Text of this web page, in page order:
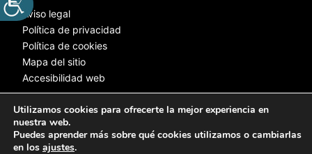
Aviso legal
Política de privacidad
Política de cookies
Mapa del sitio
Accesibilidad web
© 2025 Web desarrollada por el Servicio de Informática de Diputación
Utilizamos cookies para ofrecerte la mejor experiencia en
nuestra web.
Puedes aprender más sobre qué cookies utilizamos o cambiarlas
en los ajustes.